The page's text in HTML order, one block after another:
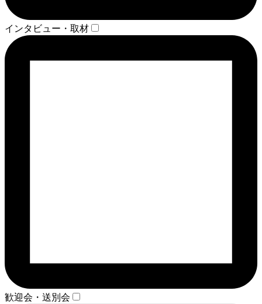
インタビュー・取材
歓迎会・送別会